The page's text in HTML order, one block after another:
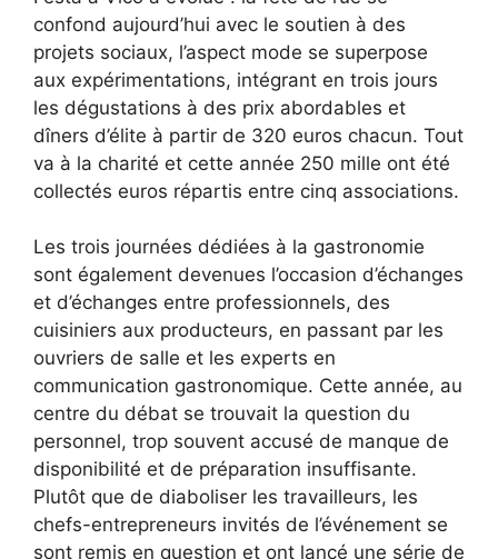
confond aujourd’hui avec le soutien à des
projets sociaux, l’aspect mode se superpose
aux expérimentations, intégrant en trois jours
les dégustations à des prix abordables et
dîners d’élite à partir de 320 euros chacun. Tout
va à la charité et cette année 250 mille ont été
collectés euros répartis entre cinq associations.
Les trois journées dédiées à la gastronomie
sont également devenues l’occasion d’échanges
et d’échanges entre professionnels, des
cuisiniers aux producteurs, en passant par les
ouvriers de salle et les experts en
communication gastronomique. Cette année, au
centre du débat se trouvait la question du
personnel, trop souvent accusé de manque de
disponibilité et de préparation insuffisante.
Plutôt que de diaboliser les travailleurs, les
chefs-entrepreneurs invités de l’événement se
sont remis en question et ont lancé une série de